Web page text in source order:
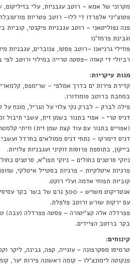
מקרוני של אמא – רוטב עגבניות, עלי בזיליקום,
פטוצ'יני אלפרדו די ללו– רוטב פטריות
פנה נפוליטאני – רוטב עגבניות פיקנטי, קוביות
וגבינת פרמז'נו
פוזילי גרניאנו –רוטב פסטו, צנוברים, עגבניות
רביולי די קאזה –פסטה טרייה במילוי ורוטב
מנות עיקריות:
קדירת פירות ים בדרך אמלפי – שרימפס,
במחבת ברוטב פומודורו.
פילה לברק – לברק נקי צלוי על הגריל, מונח על
דניס טרי – אפוי בתנור בשמן זית, עשבי תיבול
(אפויים בתנור עם עוד קצת שמן זית) וזיתי
דניס דימרקו – נתחי דניס ממולאים בחרדל
בייקון, בתוספת פרוסות זוקיני ועגבניות צלויות.
ניוקי סרטנים כחולים – ניוקי תפו"א, סרטנים
פרגיות איטלקיות – פרגיות בסטייל איטלקי,
קוביות תפוחי אדמה ועלי רוקט.
אנטריקוט משויש – 300 גרם של
עם ירקות שורש ורוטב פלפלת.
פפרדלה אלה קצ'יטורה – פסטה פפרדלה (עבה)
בקר ברוטב הציידים.
קינוחים:
טרמיסו מסקרפונה – עוגייה, קפה, גבינה, ליקר
פנקוטה לימונצ'לו – קומה ראשונה פירות יער,